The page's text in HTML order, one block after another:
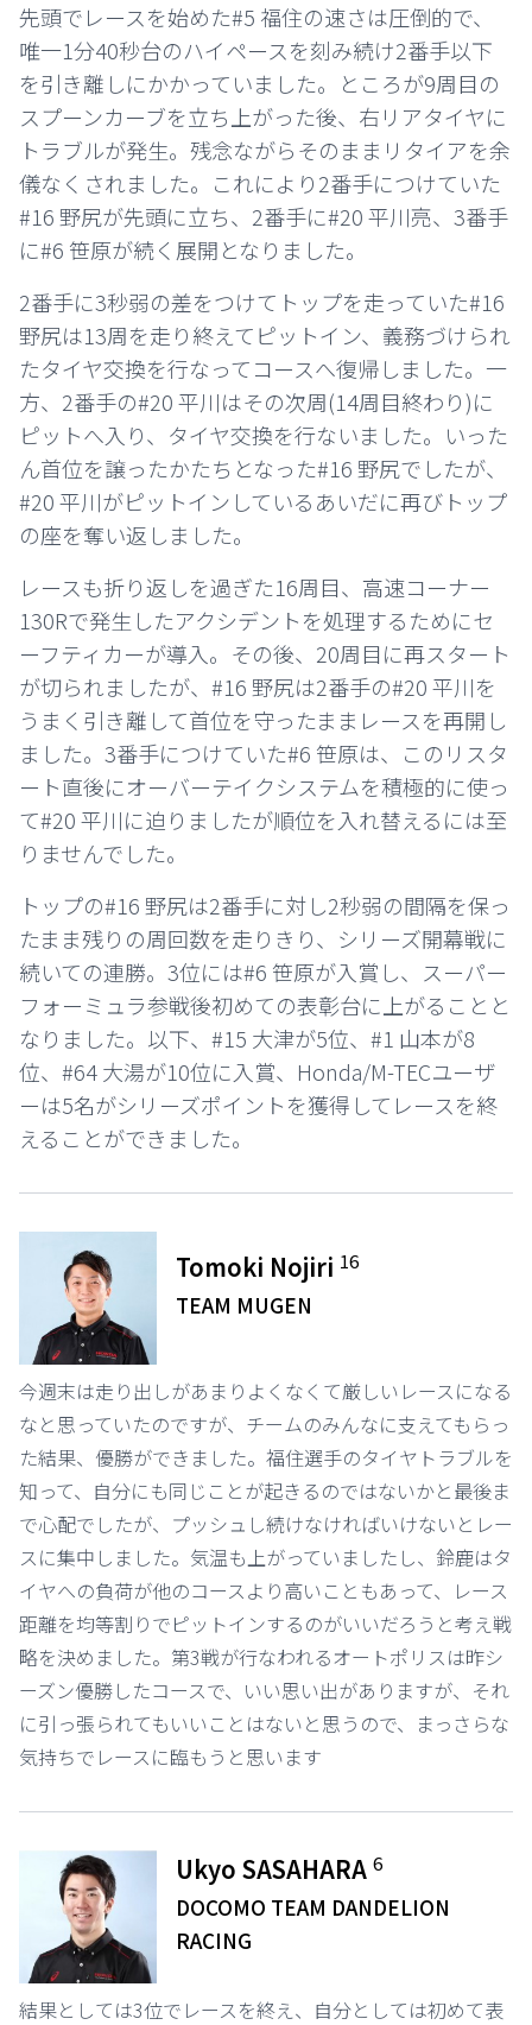
先頭でレースを始めた#5 福住の速さは圧倒的で、
唯一1分40秒台のハイペースを刻み続け2番手以下
を引き離しにかかっていました。ところが9周目の
スプーンカーブを立ち上がった後、右リアタイヤに
トラブルが発生。残念ながらそのままリタイアを余
儀なくされました。これにより2番手につけていた
#16 野尻が先頭に立ち、2番手に#20 平川亮、3番手
に#6 笹原が続く展開となりました。
2番手に3秒弱の差をつけてトップを走っていた#16
野尻は13周を走り終えてピットイン、義務づけられ
たタイヤ交換を行なってコースへ復帰しました。一
方、2番手の#20 平川はその次周(14周目終わり)に
ピットへ入り、タイヤ交換を行ないました。いった
ん首位を譲ったかたちとなった#16 野尻でしたが、
#20 平川がピットインしているあいだに再びトップ
の座を奪い返しました。
レースも折り返しを過ぎた16周目、高速コーナー
130Rで発生したアクシデントを処理するためにセ
ーフティカーが導入。その後、20周目に再スタート
が切られましたが、#16 野尻は2番手の#20 平川を
うまく引き離して首位を守ったままレースを再開し
ました。3番手につけていた#6 笹原は、このリスタ
ート直後にオーバーテイクシステムを積極的に使っ
て#20 平川に迫りましたが順位を入れ替えるには至
りませんでした。
トップの#16 野尻は2番手に対し2秒弱の間隔を保っ
たまま残りの周回数を走りきり、シリーズ開幕戦に
続いての連勝。3位には#6 笹原が入賞し、スーパー
フォーミュラ参戦後初めての表彰台に上がることと
なりました。以下、#15 大津が5位、#1 山本が8
位、#64 大湯が10位に入賞、Honda/M-TECユーザ
ーは5名がシリーズポイントを獲得してレースを終
えることができました。
Tomoki Nojiri 16
TEAM MUGEN
今週末は走り出しがあまりよくなくて厳しいレースになる
なと思っていたのですが、チームのみんなに支えてもらっ
た結果、優勝ができました。福住選手のタイヤトラブルを
知って、自分にも同じことが起きるのではないかと最後ま
で心配でしたが、プッシュし続けなければいけないとレー
スに集中しました。気温も上がっていましたし、鈴鹿はタ
イヤへの負荷が他のコースより高いこともあって、レース
距離を均等割りでピットインするのがいいだろうと考え戦
略を決めました。第3戦が行なわれるオートポリスは昨シ
ーズン優勝したコースで、いい思い出がありますが、それ
に引っ張られてもいいことはないと思うので、まっさらな
気持ちでレースに臨もうと思います
Ukyo SASAHARA6
DOCOMO TEAM DANDELION
RACING
結果としては3位でレースを終え、自分としては初めて表